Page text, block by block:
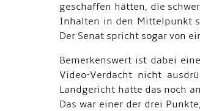
geschaffen hätten, die
Inhalten in den Mittelpunkt
Der Senat spricht sogar von
Bemerkenswert ist dabei
Video-Verdacht nicht
Landgericht hatte das noch
Das war einer der drei